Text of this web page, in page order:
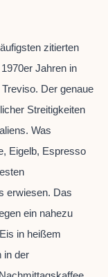
zitierten
Jahren in
Der genaue
Streitigkeiten
Was
Eigelb, Espresso
erwiesen. Das
ein nahezu
in heißem
in der